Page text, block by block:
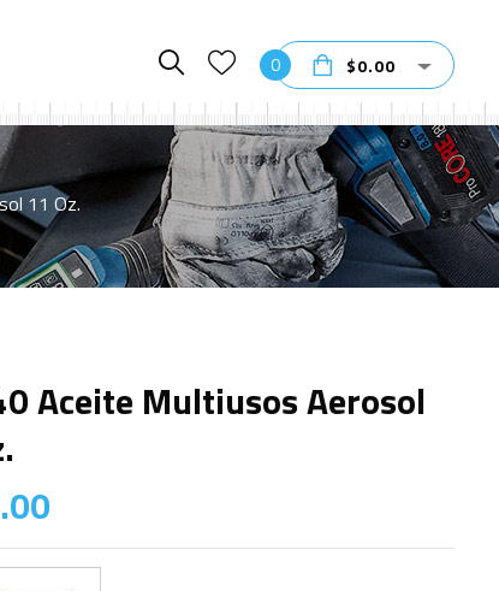
0 $0.00
11 Oz.
Aceite Multiusos Aerosol